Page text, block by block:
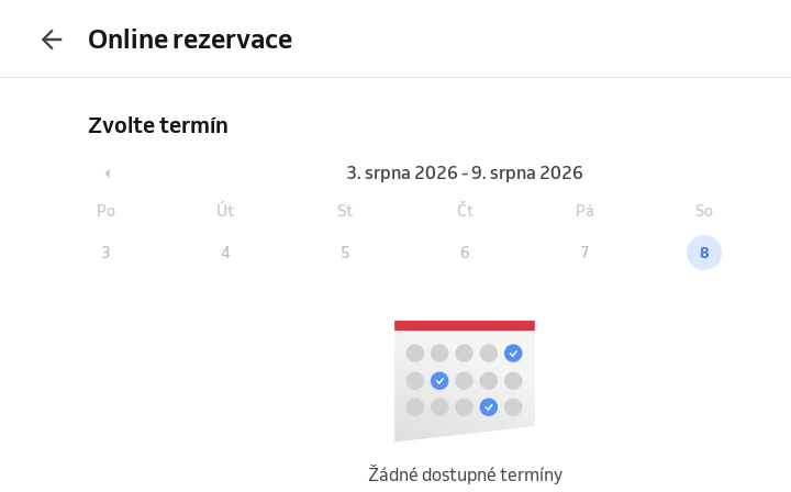
Online rezervace
Zvolte termín
3. srpna 2026 - 9. srpna 2026
Po Út St Čt Pá So
3 4 5 6 7 8
Žádné dostupné termíny